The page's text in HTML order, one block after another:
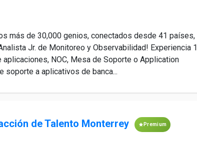
más de 30,000 genios, conectados desde 41 países,
Jr. de Monitoreo y Observabilidad! Experiencia 1
NOC, Mesa de Soporte o Application
soporte a aplicativos de banca...
de Talento Monterrey Premium